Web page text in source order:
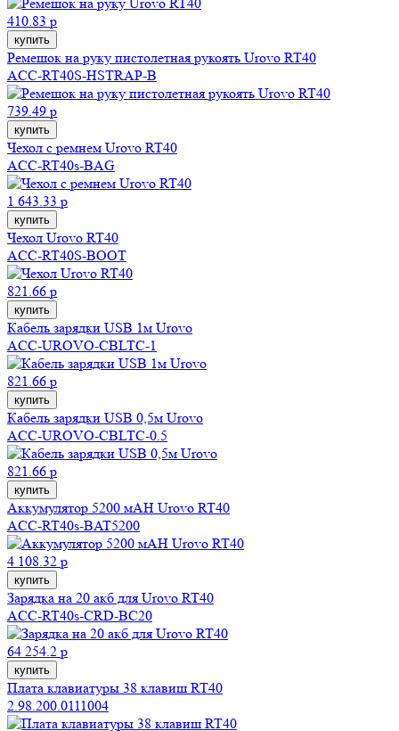
410.83 р
купить
Ремешок на руку пистолетная рукоять Urovo RT40
ACC-RT40S-HSTRAP-B
739.49 р
купить
Чехол с ремнем Urovo RT40
ACC-RT40s-BAG
1 643.33 р
купить
Чехол Urovo RT40
ACC-RT40S-BOOT
821.66 р
купить
Кабель зарядки USB 1м Urovo
ACC-UROVO-CBLTC-1
821.66 р
купить
Кабель зарядки USB 0,5м Urovo
ACC-UROVO-CBLTC-0.5
821.66 р
купить
Аккумулятор 5200 мAH Urovo RT40
ACC-RT40s-BAT5200
4 108.32 р
купить
Зарядка на 20 акб для Urovo RT40
ACC-RT40s-CRD-BC20
64 254.2 р
купить
Плата клавиатуры 38 клавиш RT40
2.98.200.0111004